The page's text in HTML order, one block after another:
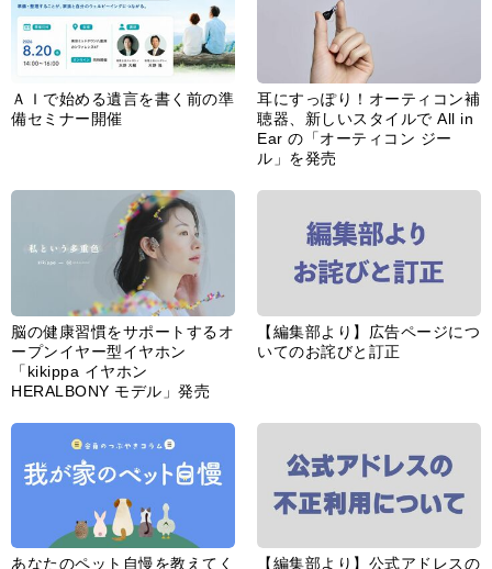
ＡＩで始める遺言を書く前の準
備セミナー開催
耳にすっぽり！オーティコン補
聴器、新しいスタイルで All in
Ear の「オーティコン ジー
ル」を発売
脳の健康習慣をサポートするオ
ープンイヤー型イヤホン
「kikippa イヤホン
HERALBONY モデル」発売
【編集部より】広告ページにつ
いてのお詫びと訂正
あなたのペット自慢を教えてく
【編集部より】公式アドレスの